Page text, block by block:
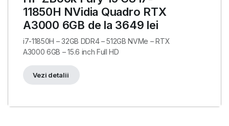
11850H NVidia Quadro RTX
A3000 6GB de la 3649 lei
i7-11850H – 32GB DDR4 – 512GB NVMe – RTX
A3000 6GB – 15.6 inch Full HD
Vezi detalii